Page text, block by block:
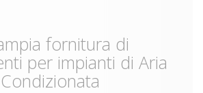
fornitura di
per impianti di Aria
Condizionata